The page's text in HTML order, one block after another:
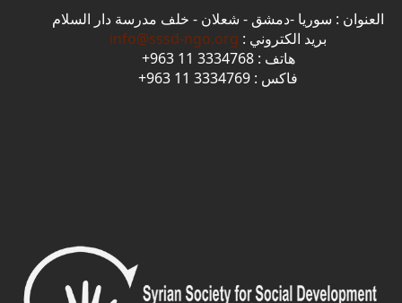
العنوان : سوريا -دمشق - شعلان - خلف مدرسة دار السلام
بريد الكتروني : info@sssd-ngo.org
هاتف : 3334768 11 963+
فاكس : 3334769 11 963+